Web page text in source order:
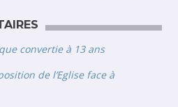
convertie à 13 ans
de l’Eglise face à